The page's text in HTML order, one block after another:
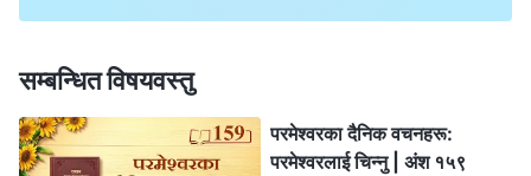
सम्बन्धित विषयवस्तु
परमेश्‍वरका दैनिक वचनहरू:
परमेश्‍वरलाई चिन्‍नु | अंश १५९